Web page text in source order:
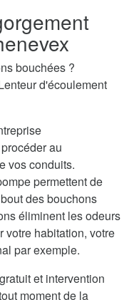
bouchées ?
d'écoulement
au
vos conduits.
permettent de
des bouchons
éliminent les odeurs
votre habitation, votre
par exemple.
et intervention
moment de la